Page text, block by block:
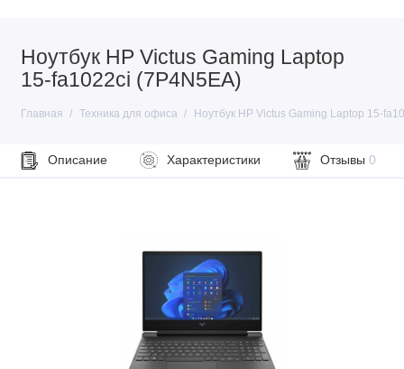
Ноутбук HP Victus Gaming Laptop
15-fa1022ci (7P4N5EA)
Главная Техника для офиса Ноутбук HP Victus Gaming Laptop 15-
Описание Характеристики Отзывы 0